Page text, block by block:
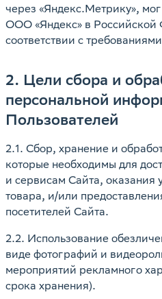
через «Яндекс.Метрику»,
ООО «Яндекс» в Российской
соответствии с
2. Цели сбора и
персональной
Пользователей
2.1. Cбор, хранение и
которые необходимы для
и сервисам Сайта, оказания
товара, и/или
посетителей Сайта.
2.2. Использование
виде фотографий и
мероприятий рекламного
срока хранения).